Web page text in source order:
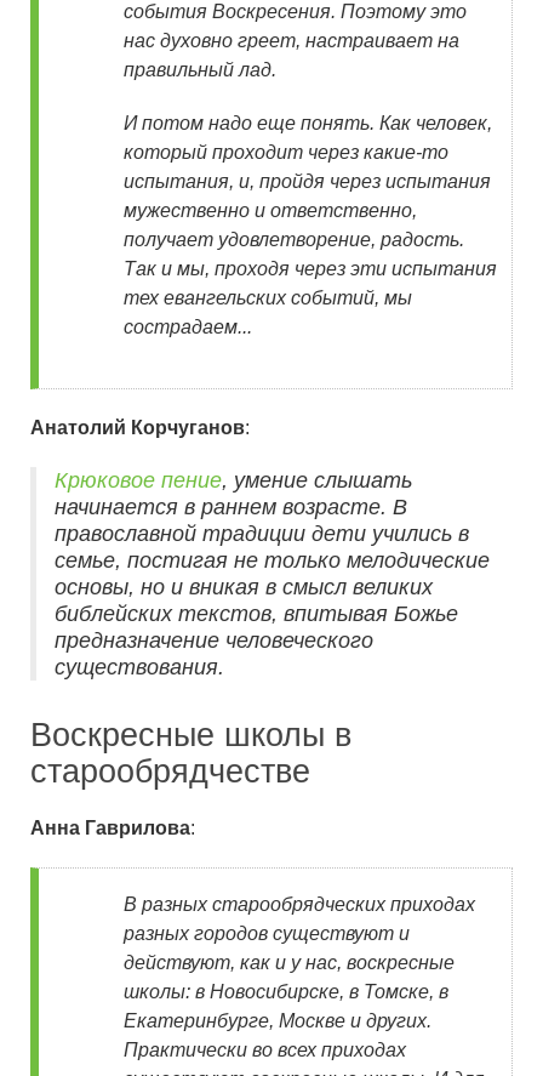
события Воскресения. Поэтому это
нас духовно греет, настраивает на
правильный лад.
И потом надо еще понять. Как человек,
который проходит через какие-то
испытания, и, пройдя через испытания
мужественно и ответственно,
получает удовлетворение, радость.
Так и мы, проходя через эти испытания
тех евангельских событий, мы
сострадаем...
Анатолий Корчуганов:
Крюковое пение, умение слышать
начинается в раннем возрасте. В
православной традиции дети учились в
семье, постигая не только мелодические
основы, но и вникая в смысл великих
библейских текстов, впитывая Божье
предназначение человеческого
существования.
Воскресные школы в
старообрядчестве
Анна Гаврилова:
В разных старообрядческих приходах
разных городов существуют и
действуют, как и у нас, воскресные
школы: в Новосибирске, в Томске, в
Екатеринбурге, Москве и других.
Практически во всех приходах